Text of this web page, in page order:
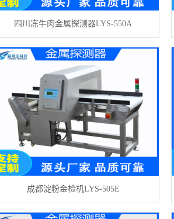
四川冻牛肉金属探测器LYS-550A
成都淀粉金检机LYS-505E